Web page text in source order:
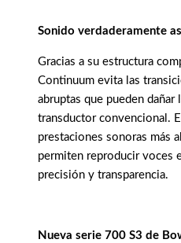
Sonido verdaderamente
Gracias a su estructura
Continuum evita las
abruptas que pueden dañar
transductor convencional.
prestaciones sonoras más
permiten reproducir voces
precisión y transparencia.
Nueva serie 700 S3 de